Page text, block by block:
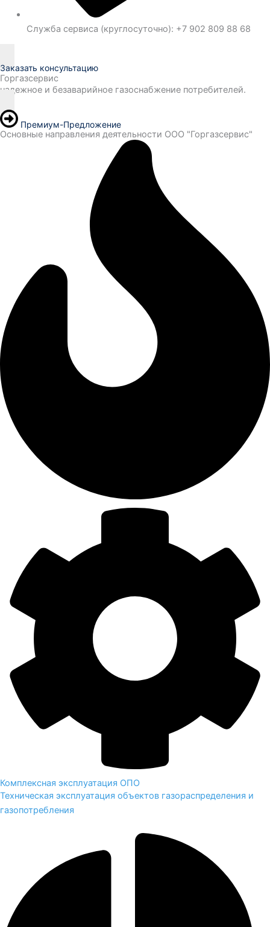
Служба сервиса (круглосуточно): +7 902 809 88 68
Заказать консультацию
Горгазсервис
надежное и безаварийное газоснабжение потребителей.
Премиум-Предложение
Основные направления деятельности ООО "Горгазсервис"
Комплексная эксплуатация ОПО
Техническая эксплуатация объектов газораспределения и
газопотребления